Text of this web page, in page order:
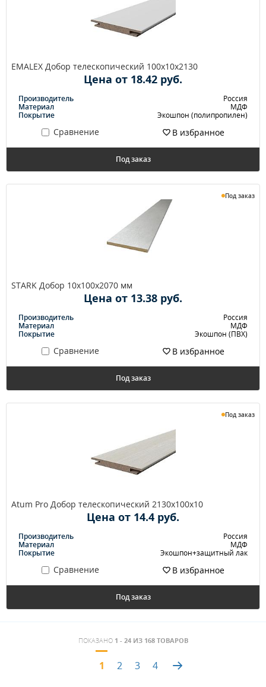
EMALEX Добор телескопический 100х10х2130
Цена от 18.42 руб.
Производитель
Россия
Материал
МДФ
Покрытие
Экошпон (полипропилен)
Сравнение В избранное
Под заказ
Под заказ
STARK Добор 10х100х2070 мм
Цена от 13.38 руб.
Производитель
Россия
Материал
МДФ
Покрытие
Экошпон (ПВХ)
Сравнение В избранное
Под заказ
Под заказ
Atum Pro Добор телескопический 2130х100х10
Цена от 14.4 руб.
Производитель
Россия
Материал
МДФ
Покрытие
Экошпон+защитный лак
Сравнение В избранное
Под заказ
ПОКАЗАНО 1 - 24 ИЗ 168 ТОВАРОВ
1 2 3 4